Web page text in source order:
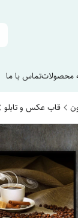
محصولاتتماس با ما
قاب عکس و تابلو